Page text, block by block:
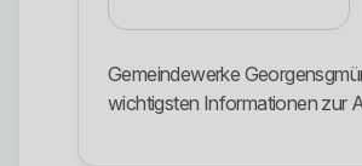
Gemeindewerke
wichtigsten Informationen zur